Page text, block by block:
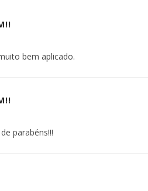
bem aplicado.
parabéns!!!